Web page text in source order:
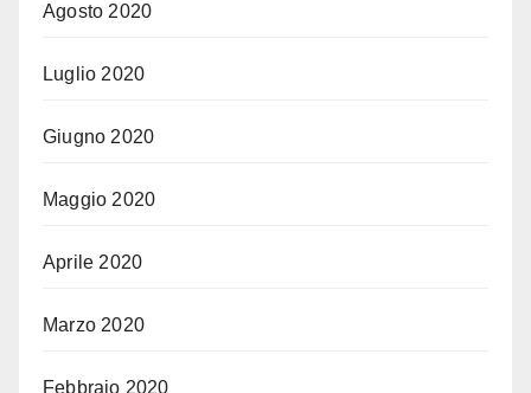
Agosto 2020
Luglio 2020
Giugno 2020
Maggio 2020
Aprile 2020
Marzo 2020
Febbraio 2020